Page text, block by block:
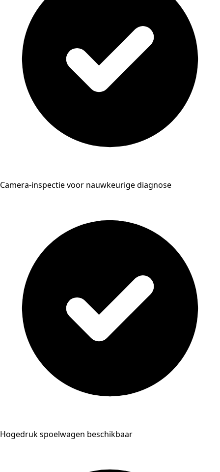
Camera-inspectie voor nauwkeurige diagnose
Hogedruk spoelwagen beschikbaar